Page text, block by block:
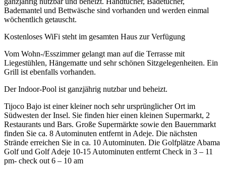
Bademantel und Bettwäsche sind vorhanden und werden einmal
wöchentlich getauscht.
Kostenloses WiFi steht im gesamten Haus zur Verfügung
Vom Wohn-/Esszimmer gelangt man auf die Terrasse mit
Liegestühlen, Hängematte und sehr schönen Sitzgelegenheiten. Ein
Grill ist ebenfalls vorhanden.
Der Indoor-Pool ist ganzjährig nutzbar und beheizt.
Tijoco Bajo ist einer kleiner noch sehr ursprünglicher Ort im
Südwesten der Insel. Sie finden hier einen kleinen Supermarkt, 2
Restaurants und Bars. Große Supermärkte sowie den Bauernmarkt
finden Sie ca. 8 Autominuten entfernt in Adeje. Die nächsten
Strände erreichen Sie in ca. 10 Autominuten. Die Golfplätze Abama
Golf und Golf Adeje 10-15 Autominuten entfernt Check in 3 – 11
pm- check out 6 – 10 am